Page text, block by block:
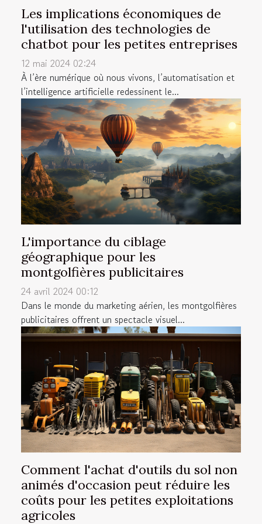
Les implications économiques de
l'utilisation des technologies de
chatbot pour les petites entreprises
12 mai 2024 02:24
À l’ère numérique où nous vivons, l’automatisation et
l’intelligence artificielle redessinent le...
L'importance du ciblage
géographique pour les
montgolfières publicitaires
24 avril 2024 00:12
Dans le monde du marketing aérien, les montgolfières
publicitaires offrent un spectacle visuel...
Comment l'achat d'outils du sol non
animés d'occasion peut réduire les
coûts pour les petites exploitations
agricoles